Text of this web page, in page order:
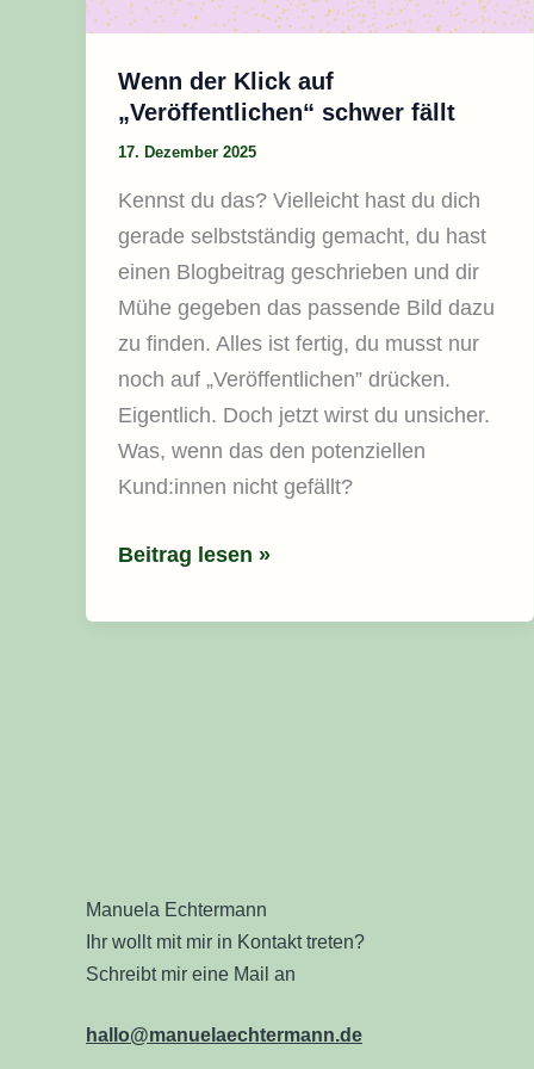
Wenn der Klick auf
„Veröffentlichen“ schwer fällt
17. Dezember 2025
Kennst du das? Vielleicht hast du dich
gerade selbstständig gemacht, du hast
einen Blogbeitrag geschrieben und dir
Mühe gegeben das passende Bild dazu
zu finden. Alles ist fertig, du musst nur
noch auf „Veröffentlichen” drücken.
Eigentlich. Doch jetzt wirst du unsicher.
Was, wenn das den potenziellen
Kund:innen nicht gefällt?
Beitrag lesen »
Manuela Echtermann
Ihr wollt mit mir in Kontakt treten?
Schreibt mir eine Mail an
hallo@manuelaechtermann.de